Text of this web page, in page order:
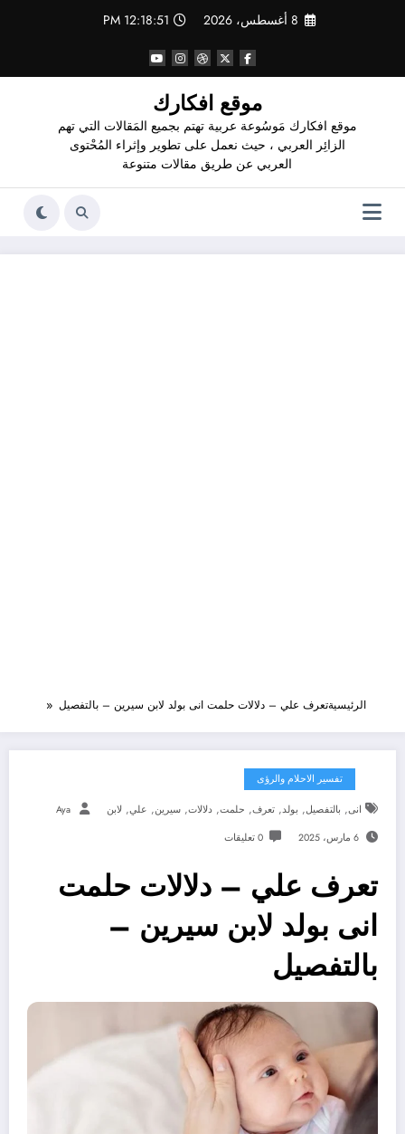
8 أغسطس، 2026 12:18:51 PM
موقع افكارك
موقع افكارك مَوسُوعة عربية تهتم بجميع المَقالات التي تهم
الزائِر العربي ، حيث نعمل على تطوير وإثراء المُحْتوى
العربي عن طريق مقالات متنوعة
الرئيسيةتعرف علي – دلالات حلمت انى بولد لابن سيرين – بالتفصيل
تفسير الاحلام والرؤى
انى, بالتفصيل, بولد, تعرف, حلمت, دلالات, سيرين, علي, لابن Aya
6 مارس، 2025 0 تعليقات
تعرف علي – دلالات حلمت
انى بولد لابن سيرين –
بالتفصيل